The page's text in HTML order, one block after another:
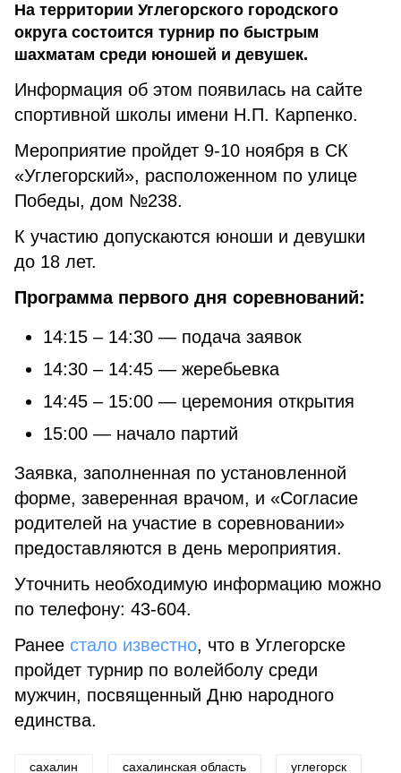
На территории Углегорского городского
округа состоится турнир по быстрым
шахматам среди юношей и девушек.
Информация об этом появилась на сайте
спортивной школы имени Н.П. Карпенко.
Мероприятие пройдет 9-10 ноября в СК
«Углегорский», расположенном по улице
Победы, дом №238.
К участию допускаются юноши и девушки
до 18 лет.
Программа первого дня соревнований:
14:15 – 14:30 — подача заявок
14:30 – 14:45 — жеребьевка
14:45 – 15:00 — церемония открытия
15:00 — начало партий
Заявка, заполненная по установленной
форме, заверенная врачом, и «Согласие
родителей на участие в соревновании»
предоставляются в день мероприятия.
Уточнить необходимую информацию можно
по телефону: 43-604.
Ранее стало известно, что в Углегорске
пройдет турнир по волейболу среди
мужчин, посвященный Дню народного
единства.
сахалин сахалинская область углегорск